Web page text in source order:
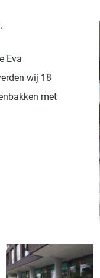
Eva
wij 18
met